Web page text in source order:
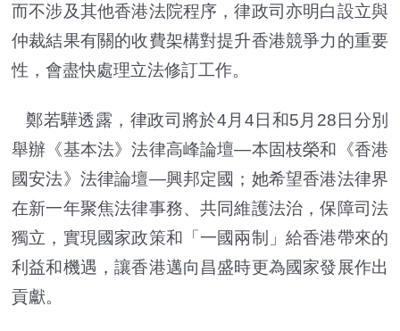
而不涉及其他香港法院程序，律政司亦明白設立與
仲裁結果有關的收費架構對提升香港競爭力的重要
性，會盡快處理立法修訂工作。
鄭若驊透露，律政司將於4月4日和5月28日分別
舉辦《基本法》法律高峰論壇—本固枝榮和《香港
國安法》法律論壇—興邦定國；她希望香港法律界
在新一年聚焦法律事務、共同維護法治，保障司法
獨立，實現國家政策和「一國兩制」給香港帶來的
利益和機遇，讓香港邁向昌盛時更為國家發展作出
貢獻。